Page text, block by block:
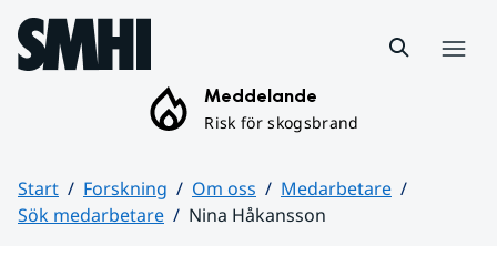
Hoppa till sidans innehåll
Meddelande
Risk för skogsbrand
Start Forskning Om oss
Medarbetare
Sök medarbetare
Nina Håkansson